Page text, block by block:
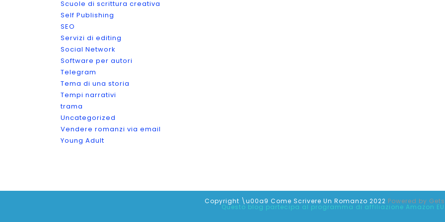
Scuole di scrittura creativa
Self Publishing
SEO
Servizi di editing
Social Network
Software per autori
Telegram
Tema di una storia
Tempi narrativi
trama
Uncategorized
Vendere romanzi via email
Young Adult
Copyright \u00a9 Come Scrivere Un Romanzo 2022 Powered by
Questo blog partecipa al programma di affiliazione Amazon